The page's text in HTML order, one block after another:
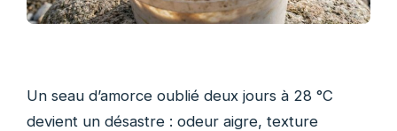
Un seau d’amorce oublié deux jours à 28 °C
devient un désastre : odeur aigre, texture